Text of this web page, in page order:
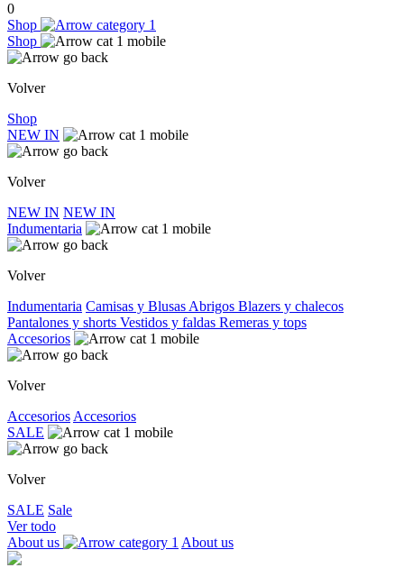
0
Shop
Shop
Volver
Shop
NEW IN
Volver
NEW IN NEW IN
Indumentaria
Volver
Indumentaria Camisas y Blusas Abrigos Blazers y chalecos
Pantalones y shorts Vestidos y faldas Remeras y tops
Accesorios
Volver
Accesorios Accesorios
SALE
Volver
SALE Sale
Ver todo
About us
About us